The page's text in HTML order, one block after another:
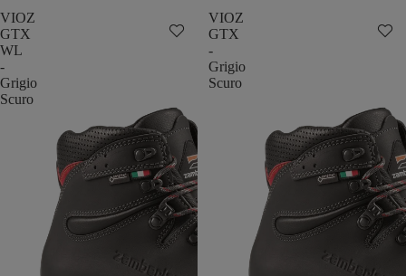
VIOZ
GTX
WL
-
Grigio
Scuro
VIOZ
GTX
-
Grigio
Scuro